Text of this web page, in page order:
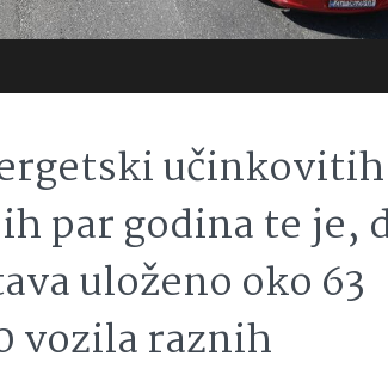
učinkovitih
par godina te je,
uloženo oko 63
vozila raznih